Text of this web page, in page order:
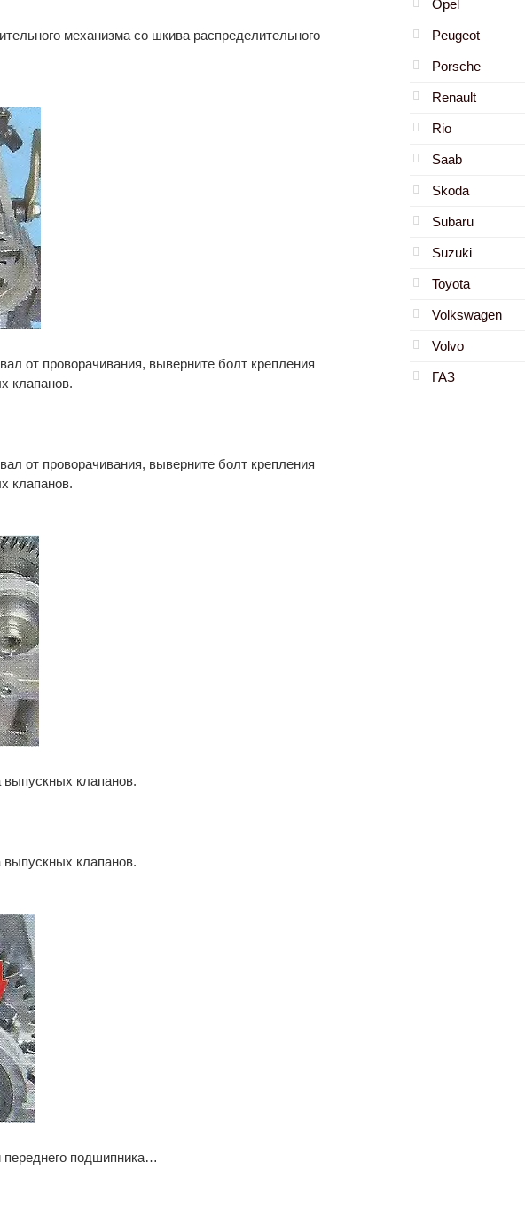
механизма со шкива распределительного
от проворачивания, выверните болт крепления
клапанов.
от проворачивания, выверните болт крепления
клапанов.
клапанов.
клапанов.
подшипника…
Opel
Peugeot
Porsche
Renault
Rio
Saab
Skoda
Subaru
Suzuki
Toyota
Volkswagen
Volvo
ГАЗ